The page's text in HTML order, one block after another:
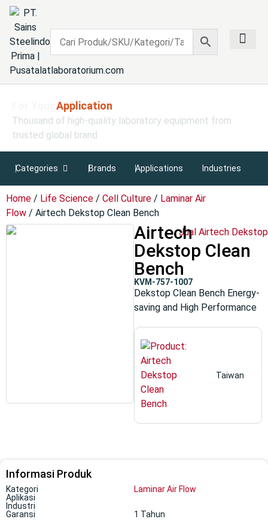
Find The Right Laboratory Equipment
Application
Thousand of high-quality laboratory equipment from
trusted global brand
Categories Brands Applications Industries
Home / Life Science / Cell Culture / Laminar Air
Flow / Airtech Dekstop Clean Bench
Airtech
Dekstop Clean
Bench
KVM-757-1007
Dekstop Clean Bench Energy-
saving and High Performance
Taiwan
Informasi Produk
Kategori
Laminar Air Flow
Aplikasi
Industri
Garansi
1 Tahun